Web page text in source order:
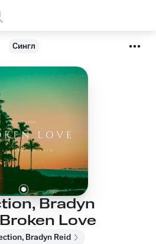
Сингл
Bradyn
Love
Bradyn Reid